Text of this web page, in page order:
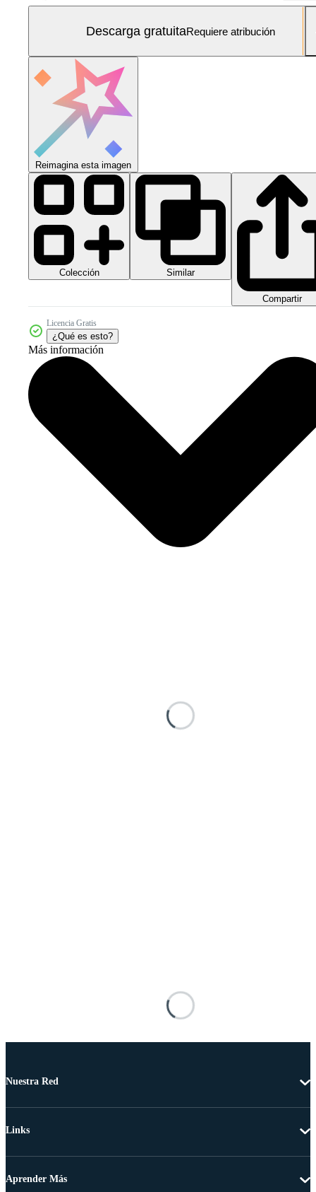
Descarga gratuitaRequiere atribución
Reimagina esta imagen
Colección Similar
Compartir
Licencia Gratis
¿Qué es esto?
Más información
Nuestra Red
Links
Aprender Más